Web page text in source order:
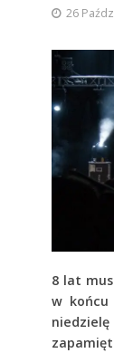
26
8 lat
w końcu